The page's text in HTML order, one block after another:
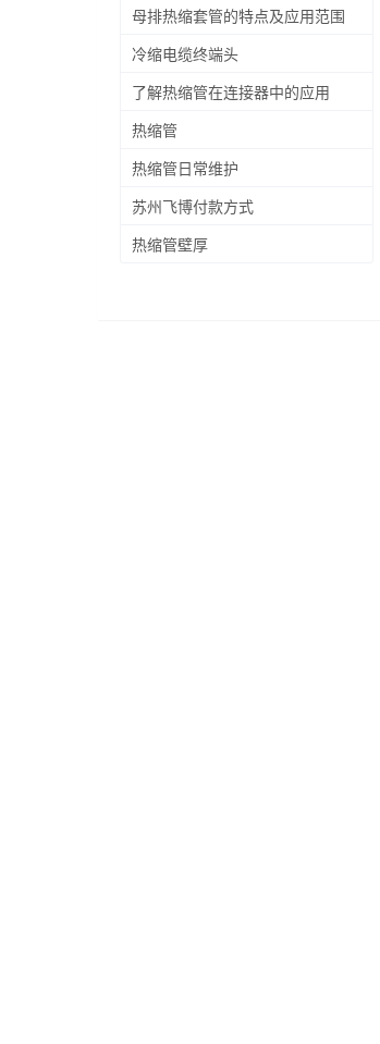
母排热缩套管的特点及应用范围
冷缩电缆终端头
了解热缩管在连接器中的应用
热缩管
热缩管日常维护
苏州飞博付款方式
热缩管壁厚